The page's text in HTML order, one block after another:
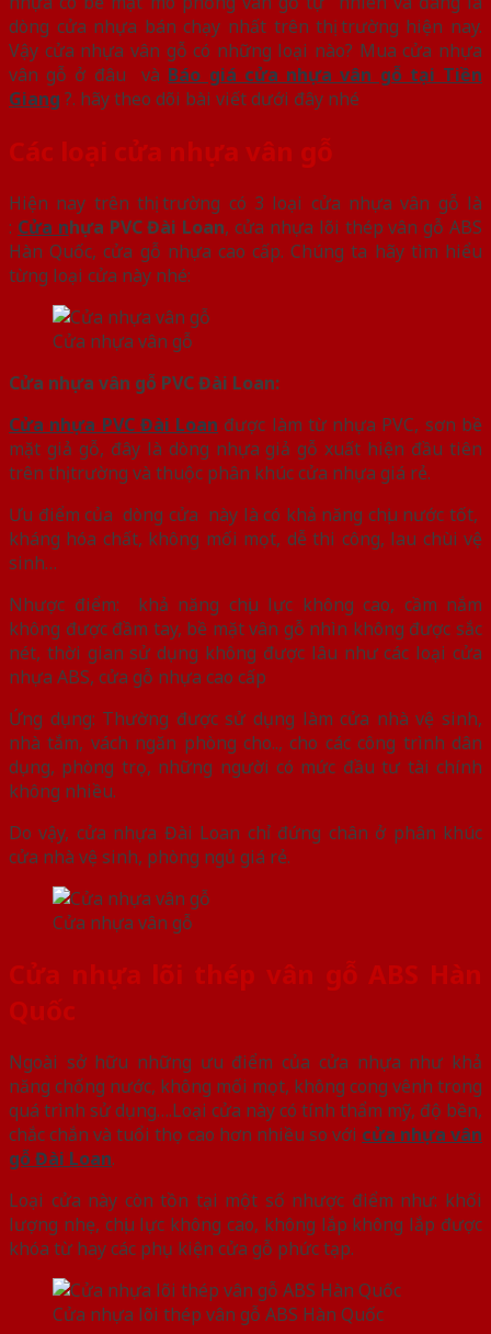
dòng cửa nhựa bán chạy nhất trên thị trường hiện nay.
Vậy cửa nhựa vân gỗ có những loại nào? Mua cửa nhựa
vân gỗ ở đâu và Báo giá cửa nhựa vân gỗ tại Tiền
Giang ?. hãy theo dõi bài viết dưới đây nhé
Các loại cửa nhựa vân gỗ
Hiện nay trên thị trường có 3 loại cửa nhựa vân gỗ là
: Cửa nhựa PVC Đài Loan, cửa nhựa lõi thép vân gỗ ABS
Hàn Quốc, cửa gỗ nhựa cao cấp. Chúng ta hãy tìm hiểu
từng loại cửa này nhé:
Cửa nhựa vân gỗ
Cửa nhựa vân gỗ PVC Đài Loan:
Cửa nhựa PVC Đài Loan được làm từ nhựa PVC, sơn bề
mặt giả gỗ, đây là dòng nhựa giả gỗ xuất hiện đầu tiên
trên thị trường và thuộc phân khúc cửa nhựa giá rẻ.
Ưu điểm của dòng cửa này là có khả năng chịu nước tốt,
kháng hóa chất, không mối mọt, dễ thi công, lau chùi vệ
sinh…
Nhược điểm: khả năng chịu lực không cao, cầm nắm
không được đầm tay, bề mặt vân gỗ nhìn không được sắc
nét, thời gian sử dụng không được lâu như các loại cửa
nhựa ABS, cửa gỗ nhựa cao cấp
Ứng dụng: Thường được sử dụng làm cửa nhà vệ sinh,
nhà tắm, vách ngăn phòng cho.., cho các công trình dân
dụng, phòng trọ, những người có mức đầu tư tài chính
không nhiều.
Do vậy, cửa nhựa Đài Loan chỉ đứng chân ở phân khúc
cửa nhà vệ sinh, phòng ngủ giá rẻ.
Cửa nhựa vân gỗ
Cửa nhựa lõi thép vân gỗ ABS Hàn
Quốc
Ngoài sở hữu những ưu điểm của cửa nhựa như khả
năng chống nước, không mối mọt, không cong vênh trong
quá trình sử dụng….Loại cửa này có tính thẩm mỹ, độ bền,
chắc chắn và tuổi thọ cao hơn nhiều so với cửa nhựa vân
gỗ Đài Loan.
Loại cửa này còn tồn tại một số nhược điểm như: khối
lượng nhẹ, chịu lực không cao, không lắp không lắp được
khóa từ hay các phụ kiện cửa gỗ phức tạp.
Cửa nhựa lõi thép vân gỗ ABS Hàn Quốc